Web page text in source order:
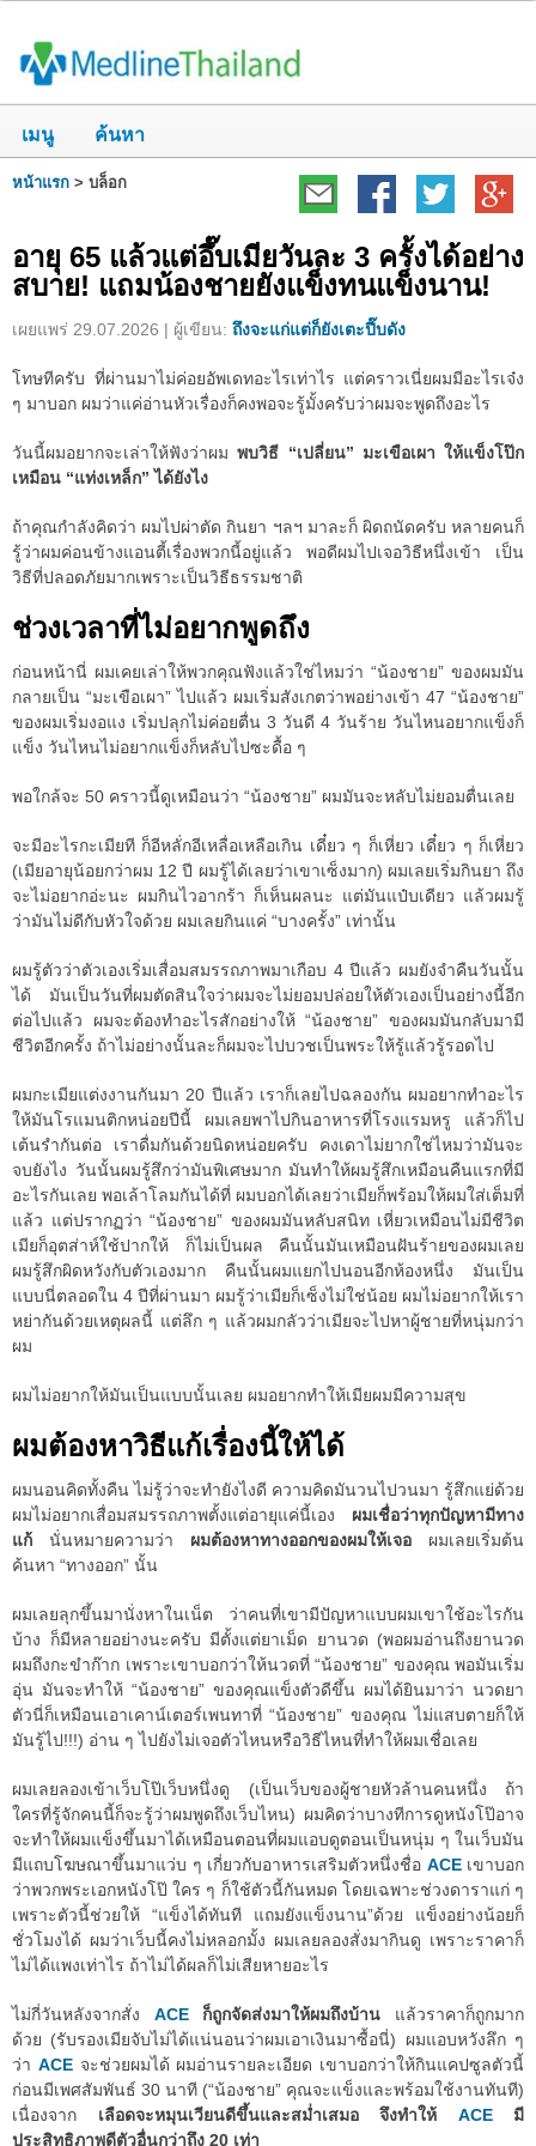
เมนู ค้นหา
หน้าแรก > บล็อก
อายุ 65 แล้วแต่อึ๊บเมียวันละ 3 ครั้งได้อย่าง
สบาย! แถมน้องชายยังแข็งทนแข็งนาน!
เผยแพร่ 29.07.2026 | ผู้เขียน: ถึงจะแก่แต่ก็ยังเตะปี๊บดัง
โทษทีครับ ที่ผ่านมาไม่ค่อยอัพเดทอะไรเท่าไร แต่คราวเนี่ยผมมีอะไรเจ๋ง
ๆ มาบอก ผมว่าแค่อ่านหัวเรื่องก็คงพอจะรู้มั้งครับว่าผมจะพูดถึงอะไร
วันนี้ผมอยากจะเล่าให้ฟังว่าผมพบวิธี “เปลี่ยน” มะเขือเผา ให้แข็งโป๊ก
เหมือน “แท่งเหล็ก” ได้ยังไง
ถ้าคุณกำลังคิดว่า ผมไปผ่าตัด กินยา ฯลฯ มาละก็ ผิดถนัดครับ หลายคนก็
รู้ว่าผมค่อนข้างแอนตี้เรื่องพวกนี้อยู่แล้ว พอดีผมไปเจอวิธีหนึ่งเข้า เป็น
วิธีที่ปลอดภัยมากเพราะเป็นวิธีธรรมชาติ
ช่วงเวลาที่ไม่อยากพูดถึง
ก่อนหน้านี่ ผมเคยเล่าให้พวกคุณฟังแล้วใช่ไหมว่า “น้องชาย” ของผมมัน
กลายเป็น “มะเขือเผา” ไปแล้ว ผมเริ่มสังเกตว่าพอย่างเข้า 47 “น้องชาย”
ของผมเริ่มงอแง เริ่มปลุกไม่ค่อยตื่น 3 วันดี 4 วันร้าย วันไหนอยากแข็งก็
แข็ง วันไหนไม่อยากแข็งก็หลับไปซะดื้อ ๆ
พอใกล้จะ 50 คราวนี้ดูเหมือนว่า “น้องชาย” ผมมันจะหลับไม่ยอมตื่นเลย
จะมีอะไรกะเมียที ก็อีหลั่กอีเหลื่อเหลือเกิน เดี๋ยว ๆ ก็เหี่ยว เดี๋ยว ๆ ก็เหี่ยว
(เมียอายุน้อยกว่าผม 12 ปี ผมรู้ได้เลยว่าเขาเซ็งมาก) ผมเลยเริ่มกินยา ถึง
จะไม่อยากอ่ะนะ ผมกินไวอากร้า ก็เห็นผลนะ แต่มันแป๋บเดียว แล้วผมรู้
ว่ามันไม่ดีกับหัวใจด้วย ผมเลยกินแค่ “บางครั้ง” เท่านั้น
ผมรู้ตัวว่าตัวเองเริ่มเสื่อมสมรรถภาพมาเกือบ 4 ปีแล้ว ผมยังจำคืนวันนั้น
ได้ มันเป็นวันที่ผมตัดสินใจว่าผมจะไม่ยอมปล่อยให้ตัวเองเป็นอย่างนี้อีก
ต่อไปแล้ว ผมจะต้องทำอะไรสักอย่างให้ “น้องชาย” ของผมมันกลับมามี
ชีวิตอีกครั้ง ถ้าไม่อย่างนั้นละก็ผมจะไปบวชเป็นพระให้รู้แล้วรู้รอดไป
ผมกะเมียแต่งงานกันมา 20 ปีแล้ว เราก็เลยไปฉลองกัน ผมอยากทำอะไร
ให้มันโรแมนติกหน่อยปีนี้ ผมเลยพาไปกินอาหารที่โรงแรมหรู แล้วก็ไป
เต้นรำกันต่อ เราดื่มกันด้วยนิดหน่อยครับ คงเดาไม่ยากใช่ไหมว่ามันจะ
จบยังไง วันนั้นผมรู้สึกว่ามันพิเศษมาก มันทำให้ผมรู้สึกเหมือนคืนแรกที่มี
อะไรกันเลย พอเล้าโลมกันได้ที่ ผมบอกได้เลยว่าเมียก็พร้อมให้ผมใส่เต็มที่
แล้ว แต่ปรากฏว่า “น้องชาย” ของผมมันหลับสนิท เหี่ยวเหมือนไม่มีชีวิต
เมียก็อุตส่าห์ใช้ปากให้ ก็ไม่เป็นผล คืนนั้นมันเหมือนฝันร้ายของผมเลย
ผมรู้สึกผิดหวังกับตัวเองมาก คืนนั้นผมแยกไปนอนอีกห้องหนึ่ง มันเป็น
แบบนี่ตลอดใน 4 ปีที่ผ่านมา ผมรู้ว่าเมียก็เซ็งไม่ใช่น้อย ผมไม่อยากให้เรา
หย่ากันด้วยเหตุผลนี้ แต่ลึก ๆ แล้วผมกลัวว่าเมียจะไปหาผู้ชายที่หนุ่มกว่า
ผม
ผมไม่อยากให้มันเป็นแบบนั้นเลย ผมอยากทำให้เมียผมมีความสุข
ผมต้องหาวิธีแก้เรื่องนี้ให้ได้
ผมนอนคิดทั้งคืน ไม่รู้ว่าจะทำยังไงดี ความคิดมันวนไปวนมา รู้สึกแย่ด้วย
ผมไม่อยากเสื่อมสมรรถภาพตั้งแต่อายุแค่นี้เอง ผมเชื่อว่าทุกปัญหามีทาง
แก้ นั่นหมายความว่า ผมต้องหาทางออกของผมให้เจอ ผมเลยเริ่มต้น
ค้นหา “ทางออก” นั้น
ผมเลยลุกขึ้นมานั่งหาในเน็ต ว่าคนที่เขามีปัญหาแบบผมเขาใช้อะไรกัน
บ้าง ก็มีหลายอย่างนะครับ มีตั้งแต่ยาเม็ด ยานวด (พอผมอ่านถึงยานวด
ผมถึงกะขำก๊าก เพราะเขาบอกว่าให้นวดที่ “น้องชาย” ของคุณ พอมันเริ่ม
อุ่น มันจะทำให้ “น้องชาย” ของคุณแข็งตัวดีขึ้น ผมได้ยินมาว่า นวดยา
ตัวนี่ก็เหมือนเอาเคาน์เตอร์เพนทาที่ “น้องชาย” ของคุณ ไม่แสบตายก็ให้
มันรู้ไป!!!) อ่าน ๆ ไปยังไม่เจอตัวไหนหรือวิธีไหนที่ทำให้ผมเชื่อเลย
ผมเลยลองเข้าเว็บโป๊เว็บหนึ่งดู (เป็นเว็บของผู้ชายหัวล้านคนหนึ่ง ถ้า
ใครที่รู้จักคนนี้ก็จะรู้ว่าผมพูดถึงเว็บไหน) ผมคิดว่าบางทีการดูหนังโป๊อาจ
จะทำให้ผมแข็งขึ้นมาได้เหมือนตอนที่ผมแอบดูตอนเป็นหนุ่ม ๆ ในเว็บมัน
มีแถบโฆษณาขึ้นมาแว่บ ๆ เกี่ยวกับอาหารเสริมตัวหนึ่งชื่อ ACEเขาบอก
ว่าพวกพระเอกหนังโป๊ ใคร ๆ ก็ใช้ตัวนี้กันหมด โดยเฉพาะช่วงดาราแก่ ๆ
เพราะตัวนี้ช่วยให้ “แข็งได้ทันที แถมยังแข็งนาน”ด้วย แข็งอย่างน้อยก็
ชั่วโมงได้ ผมว่าเว็บนี้คงไม่หลอกมั้ง ผมเลยลองสั่งมากินดู เพราะราคาก็
ไม่ได้แพงเท่าไร ถ้าไม่ได้ผลก็ไม่เสียหายอะไร
ไม่กี่วันหลังจากสั่ง ACE ก็ถูกจัดส่งมาให้ผมถึงบ้าน แล้วราคาก็ถูกมาก
ด้วย (รับรองเมียจับไม่ได้แน่นอนว่าผมเอาเงินมาซื้อนี่) ผมแอบหวังลึก ๆ
ว่า ACEจะช่วยผมได้ ผมอ่านรายละเอียด เขาบอกว่าให้กินแคปซูลตัวนี้
ก่อนมีเพศสัมพันธ์ 30 นาที (“น้องชาย” คุณจะแข็งและพร้อมใช้งานทันที)
เนื่องจาก เลือดจะหมุนเวียนดีขึ้นและสม่ำเสมอ จึงทำให้ ACEมี
ประสิทธิภาพดีตัวอื่นกว่าถึง 20 เท่า